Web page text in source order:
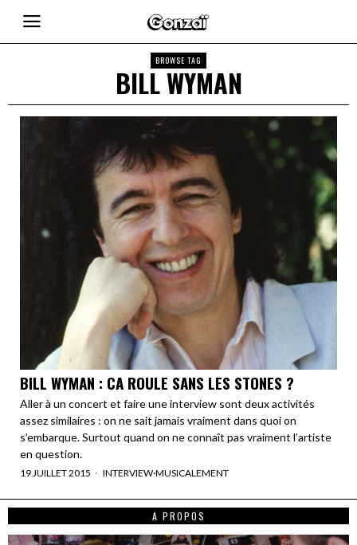
BROWSE TAG
BILL WYMAN
BILL WYMAN : CA ROULE SANS LES STONES ?
Aller à un concert et faire une interview sont deux activités
assez similaires : on ne sait jamais vraiment dans quoi on
s’embarque. Surtout quand on ne connaît pas vraiment l’artiste
en question.
19 JUILLET 2015 INTERVIEW·MUSICALEMENT
A PROPOS